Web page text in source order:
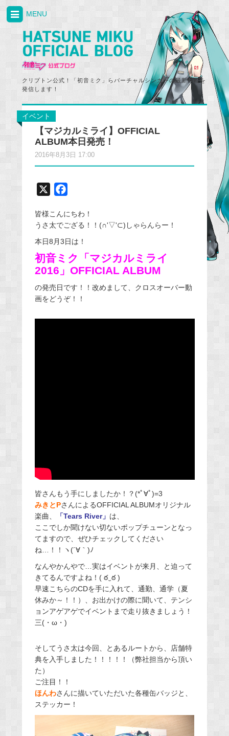
クリプトン公式！「初音ミク」らバーチャルシンガーの最新情報を
発信します！
MENU
イベント
【マジカルミライ】OFFICIAL
ALBUM本日発売！
2016年8月3日 17:00
c
e
b
o
o
皆様こんにちわ！
うさ太でござる！！(∩'▽'⊂)しゃらんらー！
本日8月3日は！
初音ミク「マジカルミライ
2016」OFFICIAL ALBUM
の発売日です！！改めまして、クロスオーバー動
画をどうぞ！！
皆さんもう手にしましたか！？(*ﾟ∀ﾟ)=3
みきとPさんによるOFFICIAL ALBUMオリジナル
楽曲、
「Tears River」 は、
ここでしか聞けない切ないポップチューンとなっ
てますので、ぜひチェックしてください
ね…！！ヽ(´∀｀)ﾉ
なんやかんやで…実はイベントが来月、と迫って
きてるんですよね！( ఠ‿ఠ )
早速こちらのCDを手に入れて、通勤、通学（夏
休みか～！！）、お出かけの際に聞いて、テンシ
ョンアゲアゲでイベントまで走り抜きましょう！
三(・ω・)
そしてうさ太は今回、とあるルートから、店舗特
典を入手しました！！！！！（弊社担当から頂い
た）
ご注目！！
ほんわさんに描いていただいた各種缶バッジと、
ステッカー！